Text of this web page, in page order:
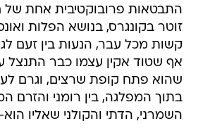
התבטאות פרובוקטיבית אחת של
זוטר בקונגרס, בנושא הפלות
קשות מכל עבר, הנעות בין זעם
אף שטוד אקין עצמו כבר התנצל
שהוא פתח קופת שרצים, וגרם
בתוך המפלגה, בין רומני והזרם
השמרני, הדתי והקולני שאליו